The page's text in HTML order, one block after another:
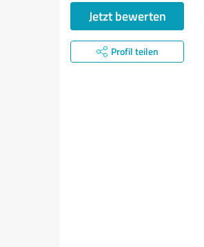
Jetzt bewerten
Profil teilen